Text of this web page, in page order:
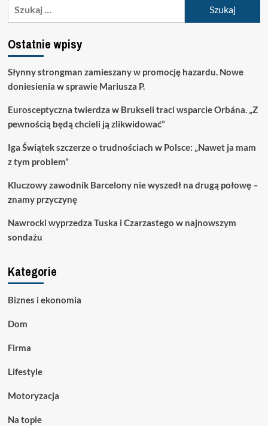
Ostatnie wpisy
Słynny strongman zamieszany w promocję hazardu. Nowe
doniesienia w sprawie Mariusza P.
Eurosceptyczna twierdza w Brukseli traci wsparcie Orbána. „Z
pewnością będą chcieli ją zlikwidować”
Iga Świątek szczerze o trudnościach w Polsce: „Nawet ja mam
z tym problem”
Kluczowy zawodnik Barcelony nie wyszedł na drugą połowę –
znamy przyczynę
Nawrocki wyprzedza Tuska i Czarzastego w najnowszym
sondażu
Kategorie
Biznes i ekonomia
Dom
Firma
Lifestyle
Motoryzacja
Na topie